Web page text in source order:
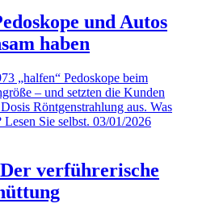
und Autos
haben
„halfen“ Pedoskope beim
– und setzten die Kunden
Röntgenstrahlung aus. Was
Sie selbst. 03/01/2026
verführerische